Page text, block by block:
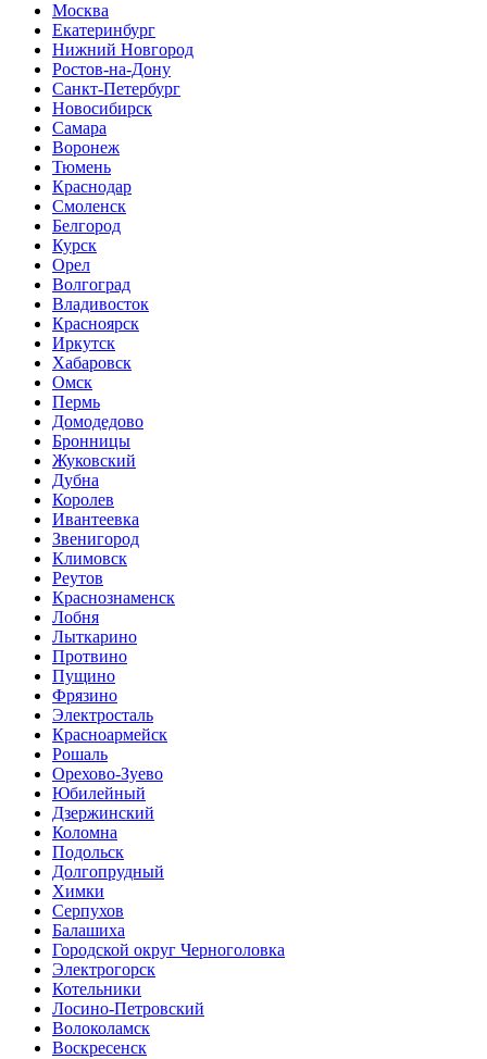
Москва
Екатеринбург
Нижний Новгород
Ростов-на-Дону
Санкт-Петербург
Новосибирск
Самара
Воронеж
Тюмень
Краснодар
Смоленск
Белгород
Курск
Орел
Волгоград
Владивосток
Красноярск
Иркутск
Хабаровск
Омск
Пермь
Домодедово
Бронницы
Жуковский
Дубна
Королев
Ивантеевка
Звенигород
Климовск
Реутов
Краснознаменск
Лобня
Лыткарино
Протвино
Пущино
Фрязино
Электросталь
Красноармейск
Рошаль
Орехово-Зуево
Юбилейный
Дзержинский
Коломна
Подольск
Долгопрудный
Химки
Серпухов
Балашиха
Городской округ Черноголовка
Электрогорск
Котельники
Лосино-Петровский
Волоколамск
Воскресенск